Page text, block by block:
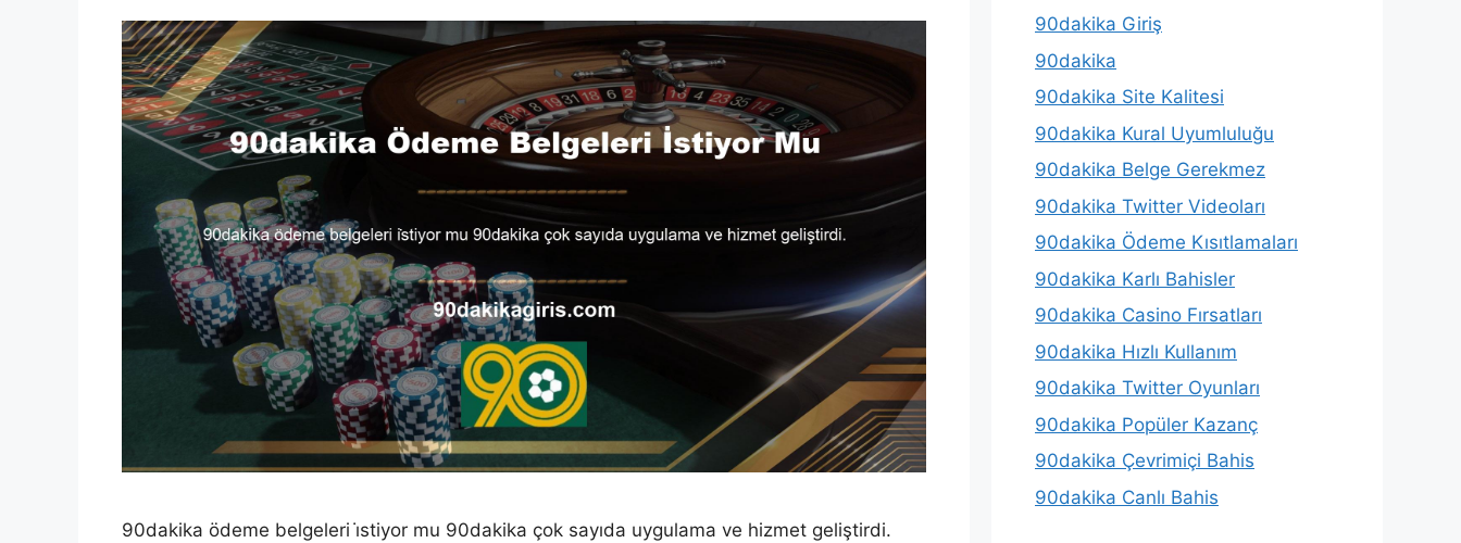
90dakika ödeme belgeleri i̇stiyor mu 90dakika çok sayıda uygulama ve hizmet geliştirdi.
90dakika Giriş
90dakika
90dakika Site Kalitesi
90dakika Kural Uyumluluğu
90dakika Belge Gerekmez
90dakika Twitter Videoları
90dakika Ödeme Kısıtlamaları
90dakika Karlı Bahisler
90dakika Casino Fırsatları
90dakika Hızlı Kullanım
90dakika Twitter Oyunları
90dakika Popüler Kazanç
90dakika Çevrimiçi Bahis
90dakika Canlı Bahis